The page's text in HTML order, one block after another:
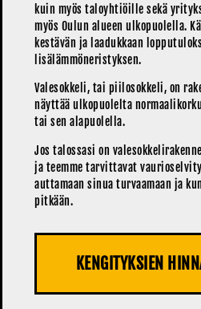
kuin myös taloyhtiöille sekä
myös Oulun alueen ulkopuolella.
kestävän ja laadukkaan
lisälämmöneristyksen.
Valesokkeli, tai piilosokkeli, on
näyttää ulkopuolelta
tai sen alapuolella.
Jos talossasi on
ja teemme tarvittavat
auttamaan sinua turvaamaan ja
pitkään.
KENGITYKSIEN